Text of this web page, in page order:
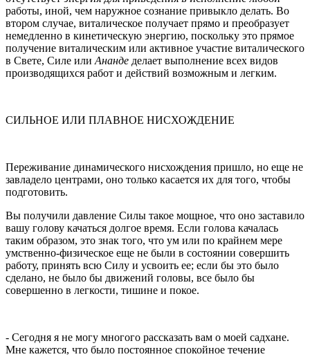
работы, иной, чем наружное сознание привыкло делать. Во
втором случае, виталическое получает прямо и преобразует
немедленно в кинетическую энергию, поскольку это пря­мое
получение виталическим или активное участие виталического
в Свете, Силе или Ананде делает выполнение всех видов
производящих­ся работ и действий возможным и легким.
СИЛЬНОЕ ИЛИ ПЛАВНОЕ НИСХОЖДЕНИЕ
Переживание динамического нисхождения пришло, но еще не
завладело центрами, оно только касается их для того, чтобы
подгото­вить.
Вы получили давление Силы такое мощное, что оно заставило
вашу голову качаться долгое время. Если голова качалась
таким обра­зом, это знак того, что ум или по крайнем мере
умственно-физическое еще не были в состоянии совершить
работу, принять всю Силу и усвоить ее; если бы это было
сделано, не было бы движений головы, все было бы
совершенно в легкости, тишине и покое.
- Сегодня я не могу многого рассказать вам о моей садхане.
Мне кажется, что было постоянное спокой­ное течение